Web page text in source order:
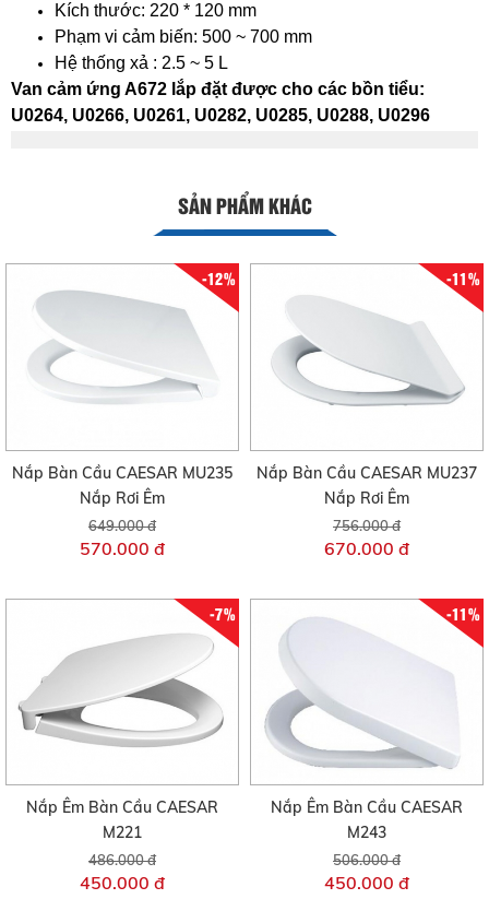
Kích thước: 220 * 120 mm
Phạm vi cảm biến: 500 ~ 700 mm
Hệ thống xả : 2.5 ~ 5 L
Van cảm ứng A672 lắp đặt được cho các bồn tiểu:
U0264, U0266, U0261, U0282, U0285, U0288, U0296
SẢN PHẨM KHÁC
-12%
Nắp Bàn Cầu CAESAR MU235
Nắp Rơi Êm
649.000 đ
570.000 đ
-11%
Nắp Bàn Cầu CAESAR MU237
Nắp Rơi Êm
756.000 đ
670.000 đ
-7%
Nắp Êm Bàn Cầu CAESAR
M221
486.000 đ
450.000 đ
-11%
Nắp Êm Bàn Cầu CAESAR
M243
506.000 đ
450.000 đ